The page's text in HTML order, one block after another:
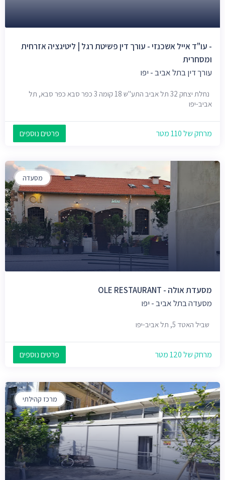
- עו"ד אייל אשכנזי - עורך דין פשיטת רגל | ליטיגציה אזרחית
ומסחרית
עורך דין בתל אביב - יפו
נחלת יצחק 32 תל אביב התע"ש 18 קומה 3 כפר סבא כפר סבא, תל
אביב-יפו
מרחק של 110 מטר פרטים נוספים
מסעדה
מסעדת אולה - OLE RESTAURANT
מסעדה בתל אביב - יפו
שביל האטד 5, תל אביב-יפו
מרחק של 120 מטר פרטים נוספים
מרכז קהילתי